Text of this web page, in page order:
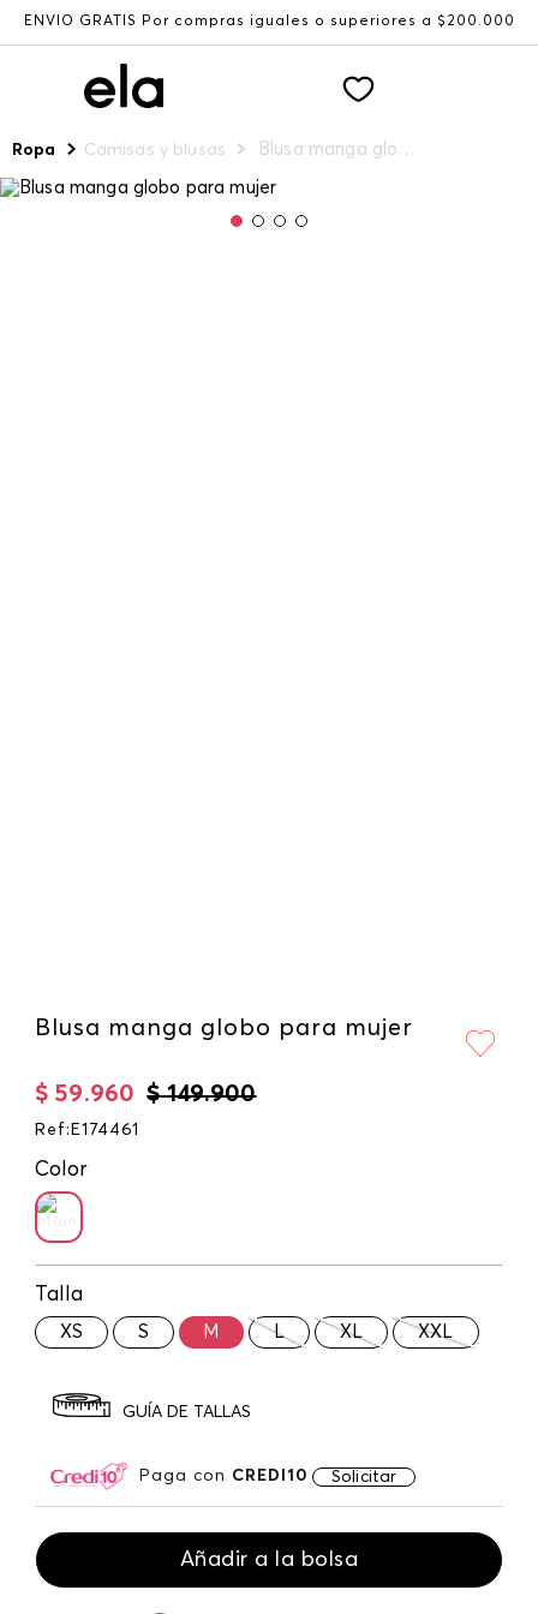
ENVÍO GRATIS Por compras iguales o superiores a $200.000
Ropa Camisas y blusas Blusa manga globo para mujer
Blusa manga globo para mujer
$ 149.900
$ 59.960
Ref : E174461
Color
Talla
XS S M L XL XXL
GUÍA DE TALLAS
Paga con CREDI10 Solicitar
Añadir a la bolsa